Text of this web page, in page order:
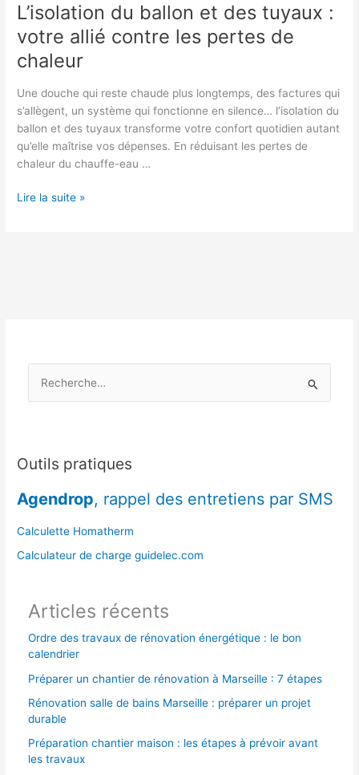
L’isolation du ballon et des tuyaux :
votre allié contre les pertes de
chaleur
Une douche qui reste chaude plus longtemps, des factures qui
s’allègent, un système qui fonctionne en silence… l’isolation du
ballon et des tuyaux transforme votre confort quotidien autant
qu’elle maîtrise vos dépenses. En réduisant les pertes de
chaleur du chauffe-eau …
L’isolation
pertes
Lire la suite »
e
c
h
:
Outils pratiques
Agendrop, rappel des entretiens par SMS
Calculette Homatherm
Calculateur de charge guidelec.com
Articles récents
Ordre des travaux de rénovation énergétique : le bon
calendrier
Préparer un chantier de rénovation à Marseille : 7 étapes
Rénovation salle de bains Marseille : préparer un projet
durable
Préparation chantier maison : les étapes à prévoir avant
les travaux